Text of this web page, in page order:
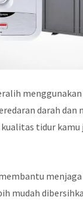
darah
tidur
mudah